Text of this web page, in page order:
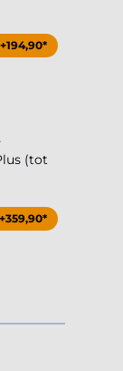
(tot